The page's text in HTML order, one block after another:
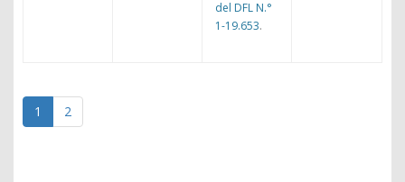
del DFL N.°
1-19.653.
1 2